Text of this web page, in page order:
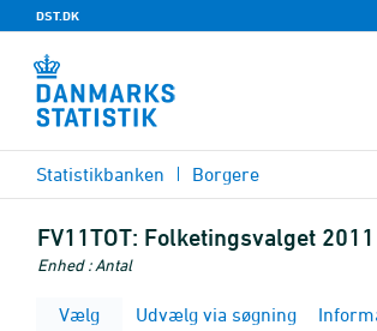
DST.DK
Statistikbanken Borgere
FV11TOT: Folketingsvalget
Enhed : Antal
Vælg Udvælg via søgning